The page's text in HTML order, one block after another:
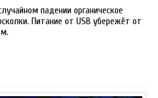
падении органическое
Питание от USB убережёт от